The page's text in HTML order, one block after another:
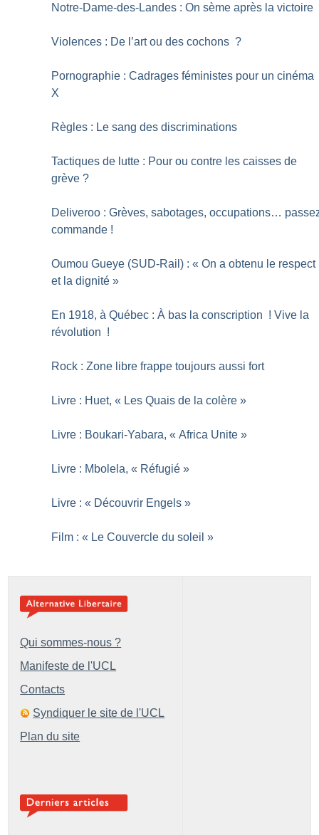
Notre-Dame-des-Landes : On sème après la victoire
Violences : De l’art ou des cochons ?
Pornographie : Cadrages féministes pour un cinéma
X
Règles : Le sang des discriminations
Tactiques de lutte : Pour ou contre les caisses de
grève ?
Deliveroo : Grèves, sabotages, occupations…
commande !
Oumou Gueye (SUD-Rail) : « On a obtenu le respect
et la dignité »
En 1918, à Québec : À bas la conscription ! Vive la
révolution !
Rock : Zone libre frappe toujours aussi fort
Livre : Huet, « Les Quais de la colère »
Livre : Boukari-Yabara, « Africa Unite »
Livre : Mbolela, « Réfugié »
Livre : « Découvrir Engels »
Film : « Le Couvercle du soleil »
Qui sommes-nous ?
Manifeste de l'UCL
Contacts
Syndiquer le site de l'UCL
Plan du site